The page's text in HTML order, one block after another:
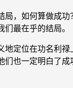
如何算做成功
最在乎的结局。
位在功名利
也一定明白了